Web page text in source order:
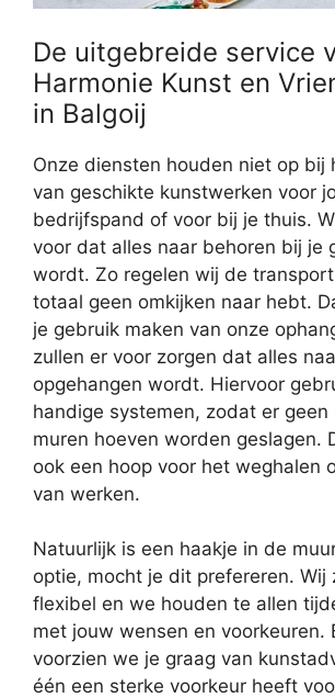
De uitgebreide service
Harmonie Kunst en
in Balgoij
Onze diensten houden niet op bij
van geschikte kunstwerken voor
bedrijfspand of voor bij je thuis.
voor dat alles naar behoren bij je
wordt. Zo regelen wij de
totaal geen omkijken naar hebt.
je gebruik maken van onze
zullen er voor zorgen dat alles
opgehangen wordt. Hiervoor
handige systemen, zodat er geen
muren hoeven worden geslagen.
ook een hoop voor het weghalen
van werken.
Natuurlijk is een haakje in de
optie, mocht je dit prefereren. Wij
flexibel en we houden te allen
met jouw wensen en voorkeuren.
voorzien we je graag van
één een sterke voorkeur heeft